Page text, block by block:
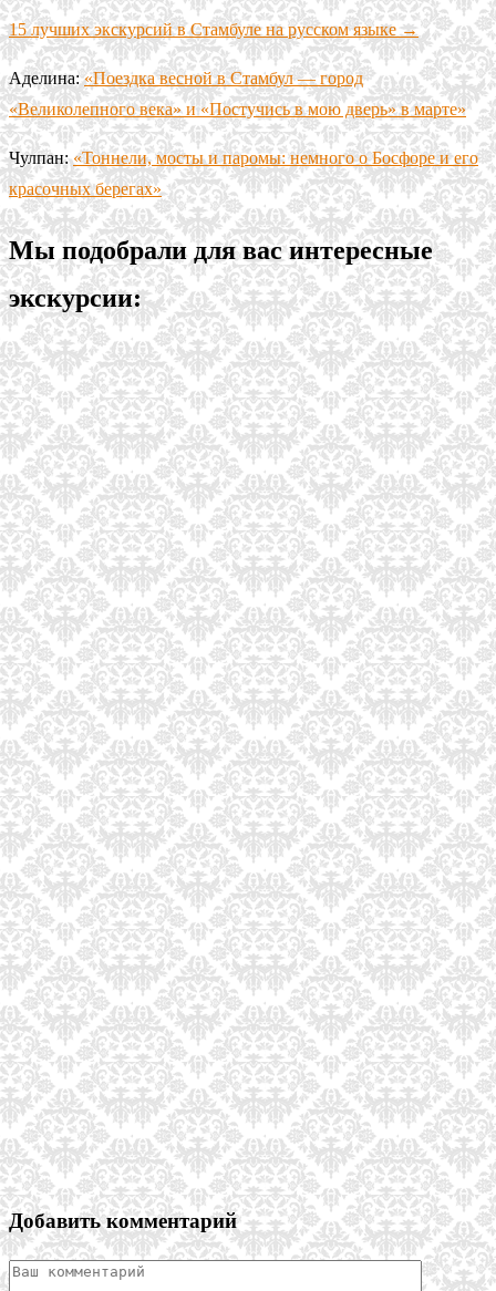
15 лучших экскурсий в Стамбуле на русском языке →
Аделина:«Поездка весной в Стамбул — город
«Великолепного века» и «Постучись в мою дверь» в марте»
Чулпан:«Тоннели, мосты и паромы: немного о Босфоре и его
красочных берегах»
Мы подобрали для вас интересные
экскурсии:
Добавить комментарий